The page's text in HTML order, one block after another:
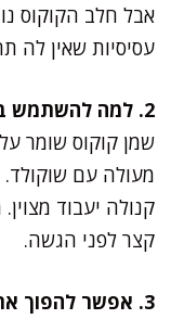
אבל חלב הקוקוס
עסיסיות שאין לה
2. למה להשתמש בשמן קוקוס ולא חמאה?
שמן קוקוס שומר
מעולה עם שוקולד.
קנולה יעבוד
קצר לפני הגשה.
3. אפשר להפוך את המתכון לטבעוני?